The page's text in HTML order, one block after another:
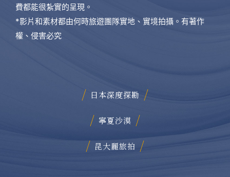
費都能很紮實的呈現。
*影片和素材都由何時旅遊團隊實地、實境拍攝。有著作
權、侵害必究
日本深度探勘
寧夏沙漠
昆大麗旅拍